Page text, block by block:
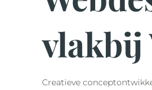
vlakbij
Creatieve